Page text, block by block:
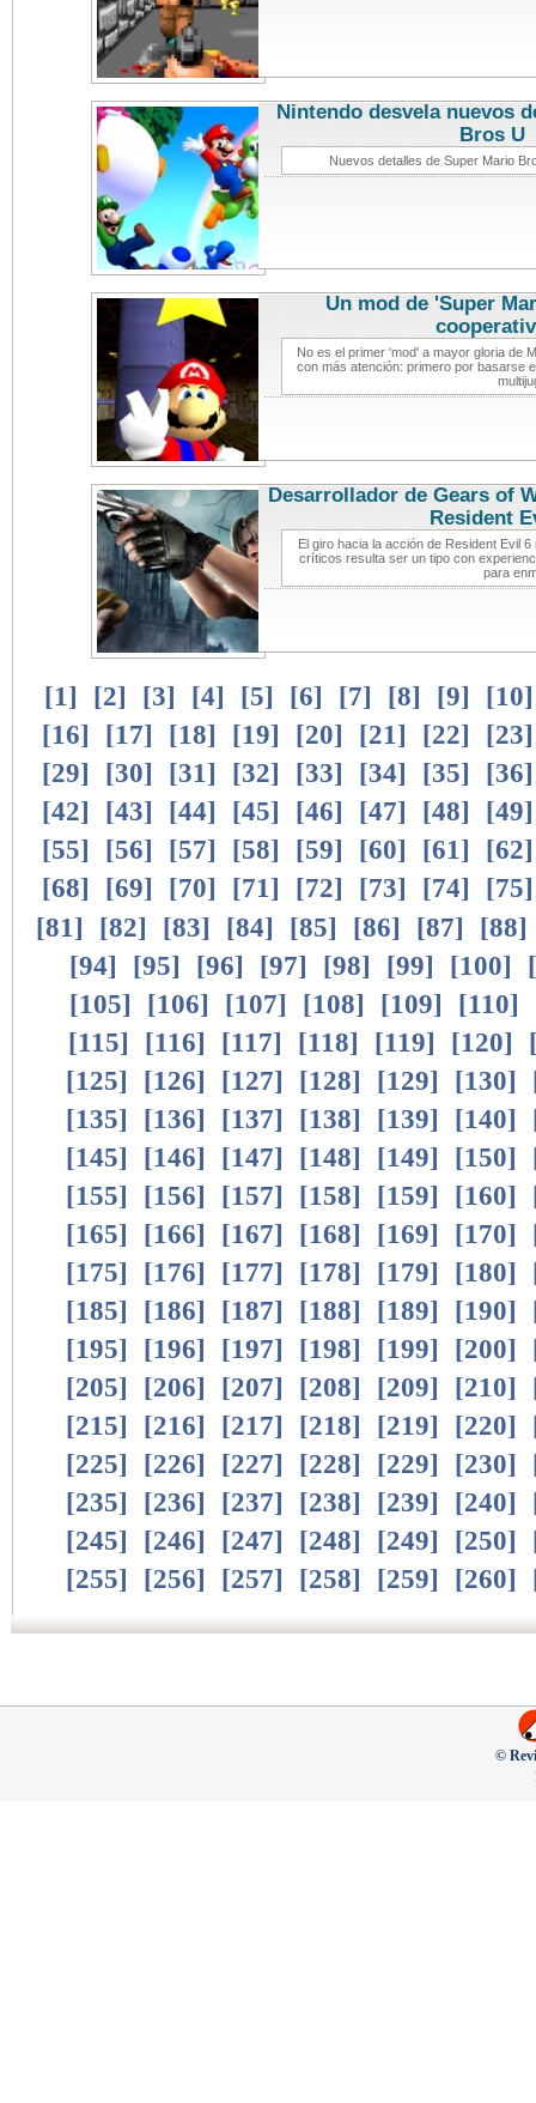
Nintendo desvela nuevos
Bros U
Nuevos detalles de Super Mario
Un mod de 'Super
No es el primer 'mod' a mayor gloria de
con más atención: primero por basarse
Desarrollador de Gears of
Resident
El giro hacia la acción de Resident Evil
críticos resulta ser un tipo con
para
[1] [2] [3] [4] [5] [6] [7] [8] [9] [10
[16] [17] [18] [19] [20] [21] [22] [23
[29] [30] [31] [32] [33] [34] [35] [36
[42] [43] [44] [45] [46] [47] [48] [49
[55] [56] [57] [58] [59] [60] [61] [62
[68] [69] [70] [71] [72] [73] [74] [75
[81] [82] [83] [84] [85] [86] [87] [88]
[94] [95] [96] [97] [98] [99] [100]
[
[105] [106] [107] [108] [109] [110]
[115] [116] [117] [118] [119] [120]
[125] [126] [127] [128] [129] [130]
[135] [136] [137] [138] [139] [140]
[145] [146] [147] [148] [149] [150]
[155] [156] [157] [158] [159] [160]
[165] [166] [167] [168] [169] [170]
[175] [176] [177] [178] [179] [180]
[185] [186] [187] [188] [189] [190]
[195] [196] [197] [198] [199] [200]
[205] [206] [207] [208] [209] [210]
[215] [216] [217] [218] [219] [220]
[225] [226] [227] [228] [229] [230]
[235] [236] [237] [238] [239] [240]
[245] [246] [247] [248] [249] [250]
[255] [256] [257] [258] [259] [260]
©